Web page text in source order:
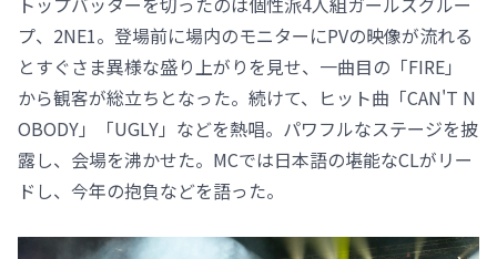
プ、2NE1。登場前に場内のモニターにPVの映像が流れる
とすぐさま異様な盛り上がりを見せ、一曲目の「FIRE」
から観客が総立ちとなった。続けて、ヒット曲「CAN'T N
OBODY」「UGLY」などを熱唱。パワフルなステージを披
露し、会場を沸かせた。MCでは日本語の堪能なCLがリー
ドし、今年の抱負などを語った。